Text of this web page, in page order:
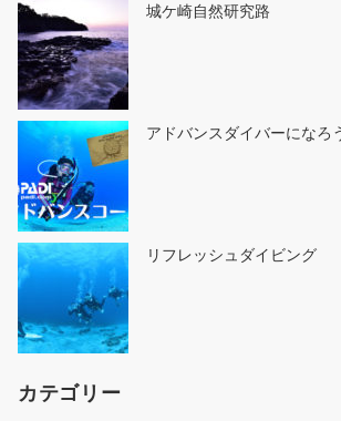
城ケ崎自然研究路
アドバンスダイバーになろ
リフレッシュダイビング
カテゴリー